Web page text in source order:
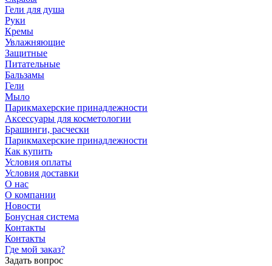
Гели для душа
Руки
Кремы
Увлажняющие
Защитные
Питательные
Бальзамы
Гели
Мыло
Парикмахерские принадлежности
Аксессуары для косметологии
Брашинги, расчески
Парикмахерские принадлежности
Как купить
Условия оплаты
Условия доставки
О нас
О компании
Новости
Бонусная система
Контакты
Контакты
Где мой заказ?
Задать вопрос